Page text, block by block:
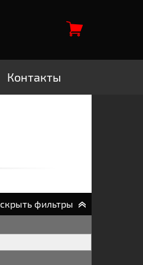
Контакты
скрыть фильтры